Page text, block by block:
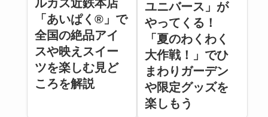
ルカス近鉄本店
「あいぱく®」で
全国の絶品アイ
スや映えスイー
ツを楽しむ見ど
ころを解説
ユニバース」が
やってくる！
「夏のわくわく
大作戦！」でひ
まわりガーデン
や限定グッズを
楽しもう